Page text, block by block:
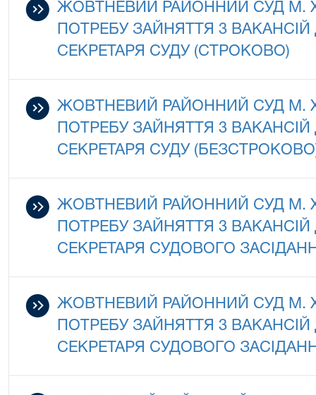
ЖОВТНЕВИЙ РАЙОННИЙ СУД М.
ПОТРЕБУ ЗАЙНЯТТЯ 3
СЕКРЕТАРЯ СУДУ (СТРОКОВО)
ЖОВТНЕВИЙ РАЙОННИЙ СУД М.
ПОТРЕБУ ЗАЙНЯТТЯ 3
СЕКРЕТАРЯ СУДУ
ЖОВТНЕВИЙ РАЙОННИЙ СУД М.
ПОТРЕБУ ЗАЙНЯТТЯ 3
СЕКРЕТАРЯ СУДОВОГО
ЖОВТНЕВИЙ РАЙОННИЙ СУД М.
ПОТРЕБУ ЗАЙНЯТТЯ 3
СЕКРЕТАРЯ СУДОВОГО